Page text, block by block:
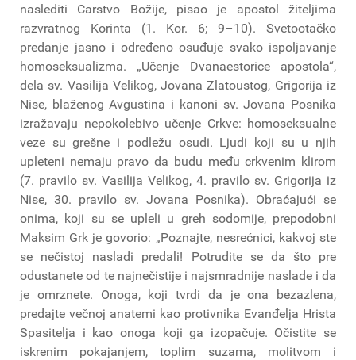
naslediti Carstvo Božije, pisao je apostol žiteljima
razvratnog Korinta (1. Kor. 6; 9–10). Svetootačko
predanje jasno i određeno osuđuje svako ispoljavanje
homoseksualizma. „Učenje Dvanaestorice apostola“,
dela sv. Vasilija Velikog, Jovana Zlatoustog, Grigorija iz
Nise, blaženog Avgustina i kanoni sv. Jovana Posnika
izražavaju nepokolebivo učenje Crkve: homoseksualne
veze su grešne i podležu osudi. Ljudi koji su u njih
upleteni nemaju pravo da budu među crkvenim klirom
(7. pravilo sv. Vasilija Velikog, 4. pravilo sv. Grigorija iz
Nise, 30. pravilo sv. Jovana Posnika). Obraćajući se
onima, koji su se upleli u greh sodomije, prepodobni
Maksim Grk je govorio: „Poznajte, nesrećnici, kakvoj ste
se nečistoj nasladi predali! Potrudite se da što pre
odustanete od te najnečistije i najsmradnije naslade i da
je omrznete. Onoga, koji tvrdi da je ona bezazlena,
predajte večnoj anatemi kao protivnika Evanđelja Hrista
Spasitelja i kao onoga koji ga izopačuje. Očistite se
iskrenim pokajanjem, toplim suzama, molitvom i